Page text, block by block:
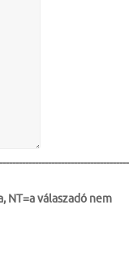
NT=a válaszadó nem